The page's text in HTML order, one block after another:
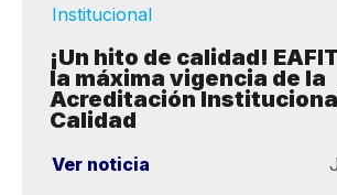
Institucional
¡Un hito de calidad!
la máxima vigencia de la
Acreditación
Calidad
Ver noticia